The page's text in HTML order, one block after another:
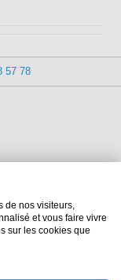
57 78
de nos visiteurs,
et vous faire vivre
sur les cookies que